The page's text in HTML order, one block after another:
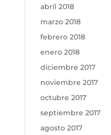
abril 2018
marzo 2018
febrero 2018
enero 2018
diciembre 2017
noviembre 2017
octubre 2017
septiembre 2017
agosto 2017